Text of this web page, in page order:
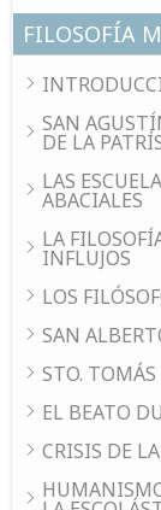
FILOSOFÍA
SAN
DE LA
LAS
ABACIALES
LA
INFLUJOS
LOS
SAN
STO.
EL BEATO
CRISIS DE